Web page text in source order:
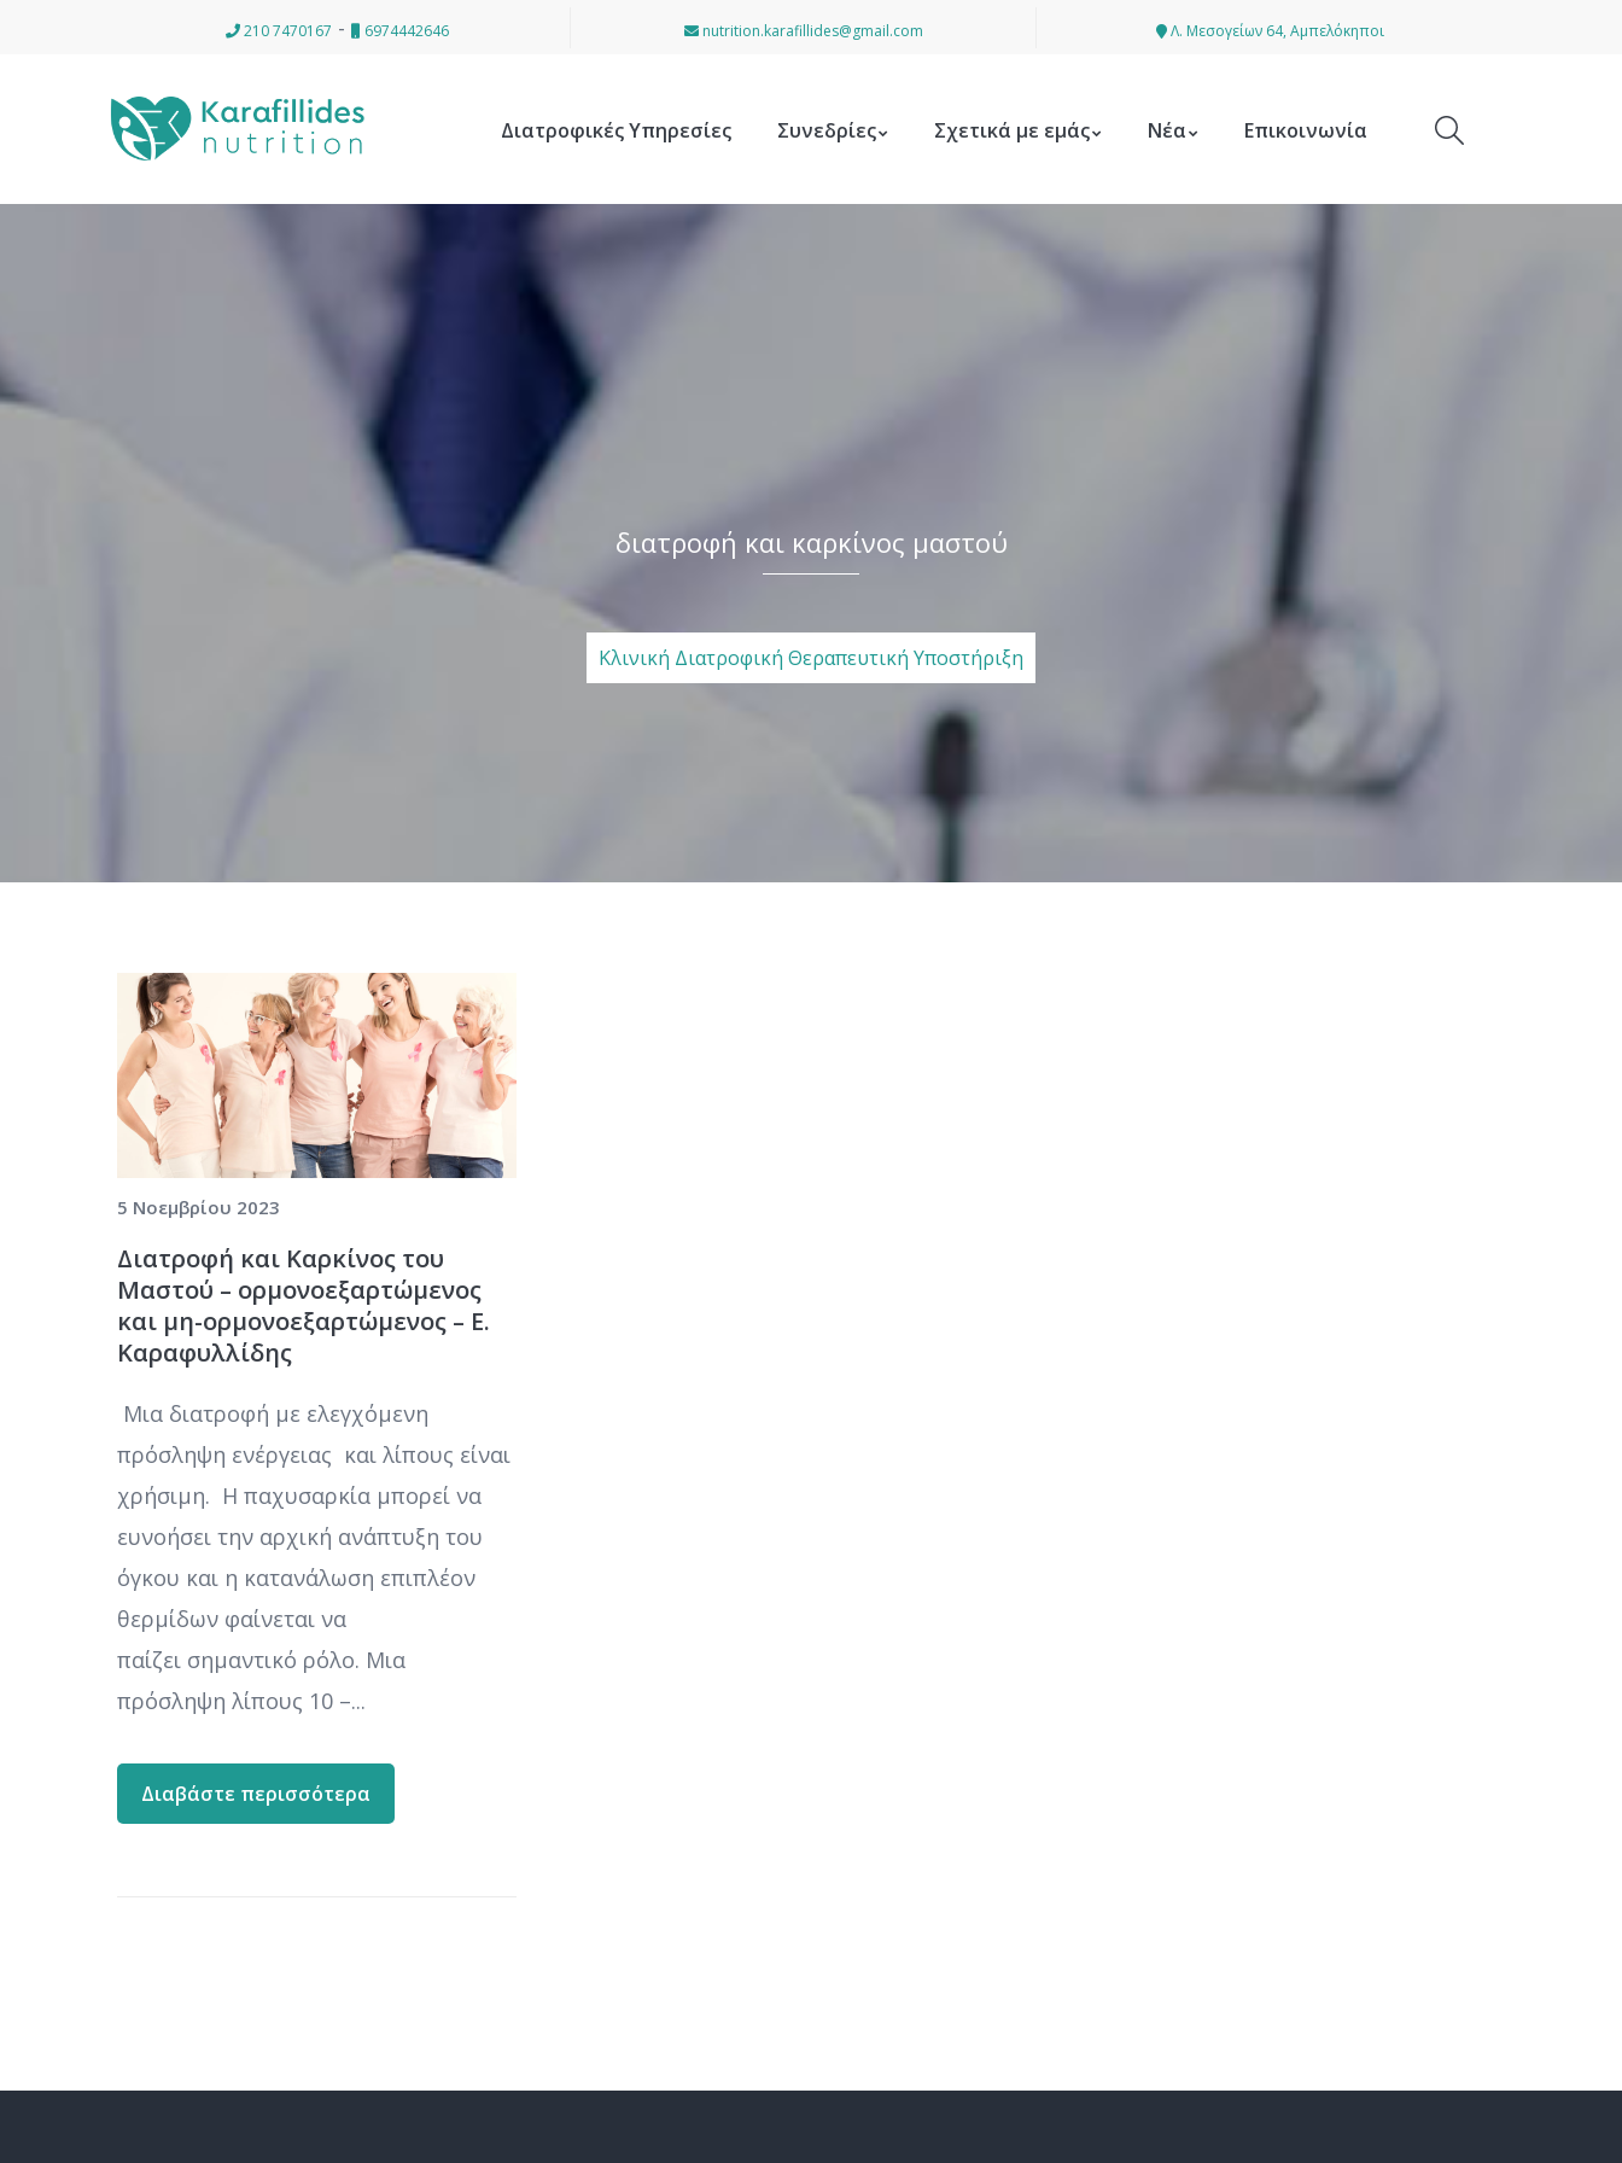
210 7470167 - 6974442646 nutrition.karafillides@gmail.com Λ. Μεσογείων 64, Αμπελόκηποι
Διατροφικές Υπηρεσίες Συνεδρίες Σχετικά με εμάς Νέα Επικοινωνία
διατροφή και καρκίνος μαστού
Κλινική Διατροφική Θεραπευτική Υποστήριξη
5 Νοεμβρίου 2023
Διατροφή και Καρκίνος του
Μαστού – ορμονοεξαρτώμενος
και μη-ορμονοεξαρτώμενος – Ε.
Καραφυλλίδης
Μια διατροφή με ελεγχόμενη
πρόσληψη ενέργειας και λίπους είναι
χρήσιμη. H παχυσαρκία μπορεί να
ευνοήσει την αρχική ανάπτυξη του
όγκου και η κατανάλωση επιπλέον
θερμίδων φαίνεται να
παίζει σημαντικό ρόλο. Μια
πρόσληψη λίπους 10 –...
Διαβάστε περισσότερα